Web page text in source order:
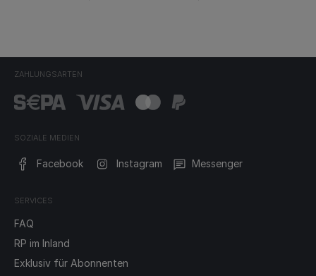
ZAHLUNGSARTEN
SOZIALE MEDIEN
Facebook Instagram Messenger
SERVICES
FAQ
RP im Inland
Exklusiv für Abonnenten